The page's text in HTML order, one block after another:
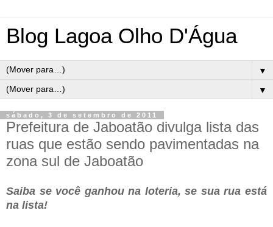
Blog Lagoa Olho D'Água
▼
▼
sábado, 3 de setembro de 2011
Prefeitura de Jaboatão divulga lista das
ruas que estão sendo pavimentadas na
zona sul de Jaboatão
Saiba se você ganhou na loteria, se sua rua está
na lista!